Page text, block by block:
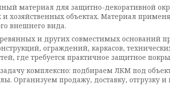
материал для защитно-декоративной
объектах. Материал
внешнего вида.
и других совместимых оснований
ограждений, каркасов,
где требуется практичное защитное
комплексно: подбираем ЛКМ под
Организуем продажу, доставку, отгрузку